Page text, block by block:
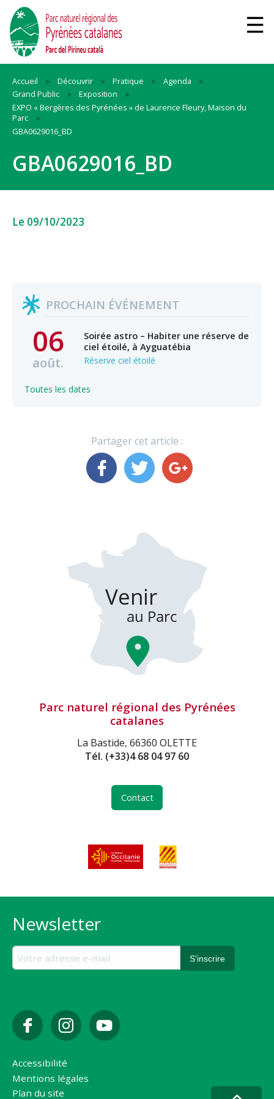
Accueil Découvrir Pratique
Agenda
Grand Public
Exposition
EXPO « Bergères des Pyrénées » de Laurence Fleury, Maison du
Parc
GBA0629016_BD
GBA0629016_BD
Le 09/10/2023
PROCHAIN ÉVÉNEMENT
06
août.
Soirée astro – Habiter une réserve de
ciel étoilé, à Ayguatébia
Réserve ciel étoilé
Toutes les dates
Partager cet article :
Parc naturel régional des Pyrénées
catalanes
La Bastide, 66360 OLETTE
Tél. (+33)4 68 04 97 60
Contact
Newsletter
Accessibilité
Mentions légales
Plan du site